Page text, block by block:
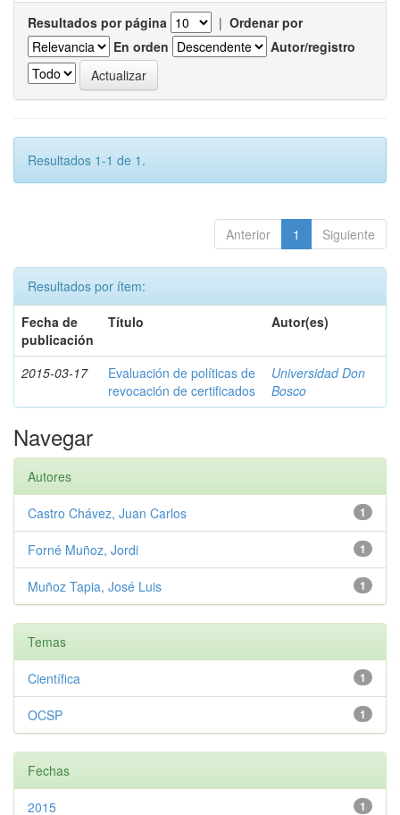
Resultados por página | Ordenar por
En orden
Autor/registro
Resultados 1-1 de 1.
Anterior 1 Siguiente
Resultados por ítem:
Fecha de
publicación
Título Autor(es)
2015-03-17
Evaluación de políticas de
revocación de certificados
Universidad Don
Bosco
Navegar
Autores
1
Castro Chávez, Juan Carlos
1
Forné Muñoz, Jordi
1
Muñoz Tapia, José Luis
Temas
1
Científica
1
OCSP
Fechas
1
2015